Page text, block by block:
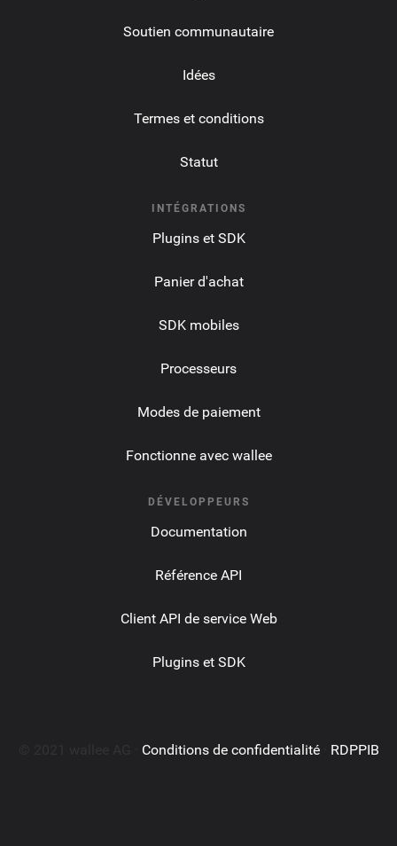
Soutien communautaire
Idées
Termes et conditions
Statut
INTÉGRATIONS
Plugins et SDK
Panier d'achat
SDK mobiles
Processeurs
Modes de paiement
Fonctionne avec wallee
DÉVELOPPEURS
Documentation
Référence API
Client API de service Web
Plugins et SDK
Conditions de confidentialité· RDPPIB